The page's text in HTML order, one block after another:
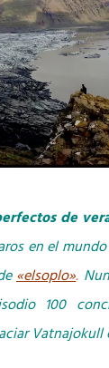
de
en el
«elsoplo».
100
Vatnajokull